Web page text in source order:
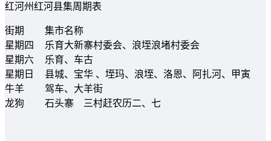
红河州红河县集周期表
街期
集市名称
星期四
乐育大新寨村委会、浪垤浪堵村委会
星期六
乐育、车古
星期日
县城、宝华 、垤玛、浪垤、洛恩、阿扎河、甲寅
牛羊
驾车、大羊街
龙狗
石头寨 三村赶农历二、七